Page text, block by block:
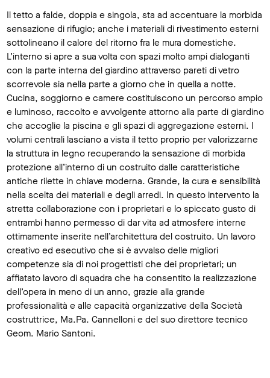
Il tetto a falde, doppia e singola, sta ad accentuare la morbida
sensazione di rifugio; anche i materiali di rivestimento esterni
sottolineano il calore del ritorno fra le mura domestiche.
L’interno si apre a sua volta con spazi molto ampi dialoganti
con la parte interna del giardino attraverso pareti di vetro
scorrevole sia nella parte a giorno che in quella a notte.
Cucina, soggiorno e camere costituiscono un percorso ampio
e luminoso, raccolto e avvolgente attorno alla parte di giardino
che accoglie la piscina e gli spazi di aggregazione esterni. I
volumi centrali lasciano a vista il tetto proprio per valorizzarne
la struttura in legno recuperando la sensazione di morbida
protezione all’interno di un costruito dalle caratteristiche
antiche rilette in chiave moderna. Grande, la cura e sensibilità
nella scelta dei materiali e degli arredi. In questo intervento la
stretta collaborazione con i proprietari e lo spiccato gusto di
entrambi hanno permesso di dar vita ad atmosfere interne
ottimamente inserite nell’architettura del costruito. Un lavoro
creativo ed esecutivo che si è avvalso delle migliori
competenze sia di noi progettisti che dei proprietari; un
affiatato lavoro di squadra che ha consentito la realizzazione
dell’opera in meno di un anno, grazie alla grande
professionalità e alle capacità organizzative della Società
costruttrice, Ma.Pa. Cannelloni e del suo direttore tecnico
Geom. Mario Santoni.